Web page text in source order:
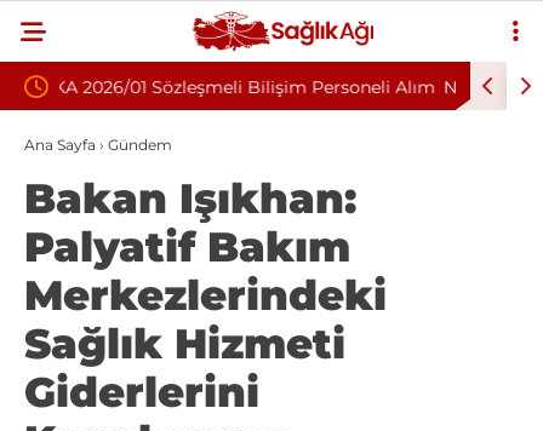
Personeli Alım Nükleoplasti mi, Ameliyat mı? Bel ve Boyun
Fıtığında Doğru Tedavi Seçimi
Ana Sayfa › Gündem
Bakan Işıkhan:
Palyatif Bakım
Merkezlerindeki
Sağlık Hizmeti
Giderlerini